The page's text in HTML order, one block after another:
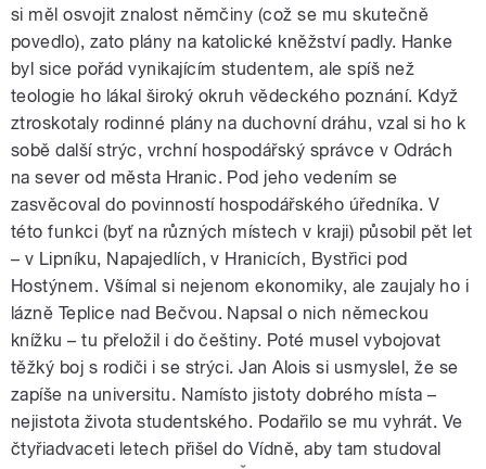
si měl osvojit znalost němčiny (což se mu skutečně
povedlo), zato plány na katolické kněžství padly. Hanke
byl sice pořád vynikajícím studentem, ale spíš než
teologie ho lákal široký okruh vědeckého poznání. Když
ztroskotaly rodinné plány na duchovní dráhu, vzal si ho k
sobě další strýc, vrchní hospodářský správce v Odrách
na sever od města Hranic. Pod jeho vedením se
zasvěcoval do povinností hospodářského úředníka. V
této funkci (byť na různých místech v kraji) působil pět let
– v Lipníku, Napajedlích, v Hranicích, Bystřici pod
Hostýnem. Všímal si nejenom ekonomiky, ale zaujaly ho i
lázně Teplice nad Bečvou. Napsal o nich německou
knížku – tu přeložil i do češtiny. Poté musel vybojovat
těžký boj s rodiči i se strýci. Jan Alois si usmyslel, že se
zapíše na universitu. Namísto jistoty dobrého místa –
nejistota života studentského. Podařilo se mu vyhrát. Ve
čtyřiadvaceti letech přišel do Vídně, aby tam studoval